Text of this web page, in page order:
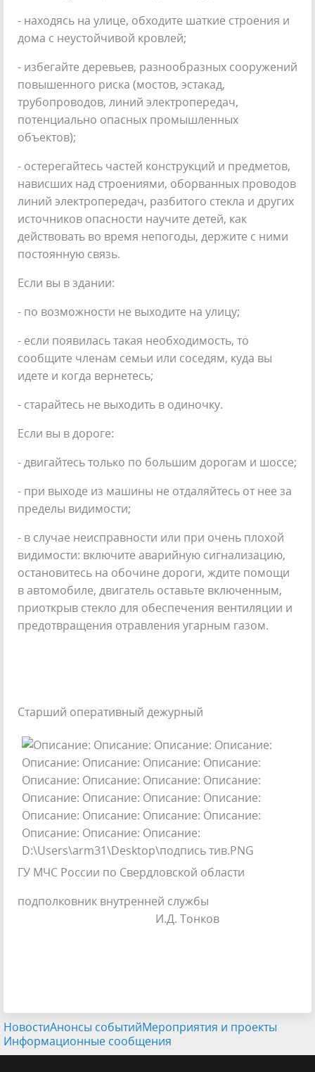
- находясь на улице, обходите шаткие строения и
дома с неустойчивой кровлей;
- избегайте деревьев, разнообразных сооружений
повышенного риска (мостов, эстакад,
трубопроводов, линий электропередач,
потенциально опасных промышленных
объектов);
- остерегайтесь частей конструкций и предметов,
нависших над строениями, оборванных проводов
линий электропередач, разбитого стекла и других
источников опасности научите детей, как
действовать во время непогоды, держите с ними
постоянную связь.
Если вы в здании:
- по возможности не выходите на улицу;
- если появилась такая необходимость, то
сообщите членам семьи или соседям, куда вы
идете и когда вернетесь;
- старайтесь не выходить в одиночку.
Если вы в дороге:
- двигайтесь только по большим дорогам и шоссе;
- при выходе из машины не отдаляйтесь от нее за
пределы видимости;
- в случае неисправности или при очень плохой
видимости: включите аварийную сигнализацию,
остановитесь на обочине дороги, ждите помощи
в автомобиле, двигатель оставьте включенным,
приоткрыв стекло для обеспечения вентиляции и
предотвращения отравления угарным газом.
Старший оперативный дежурный
ГУ МЧС России по Свердловской области
подполковник внутренней службы
И.Д. Тонков
НовостиАнонсы событийМероприятия и проекты
Информационные сообщения